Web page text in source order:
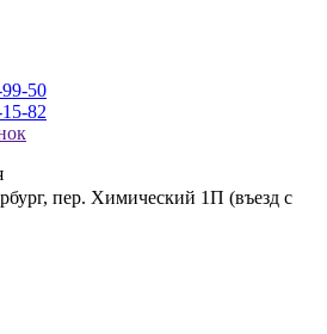
50
82
пер. Химический 1П (въезд с